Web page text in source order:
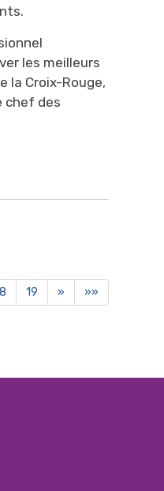
les meilleurs
la Croix-Rouge,
chef des
19 » »»